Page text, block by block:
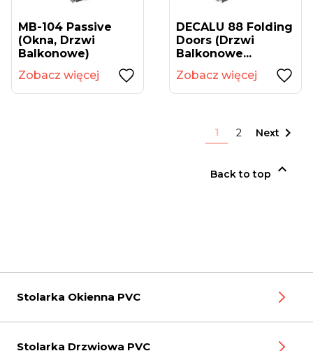
MB-104 Passive
(okna, Drzwi
Balkonowe)
Zobacz więcej
DECALU 88 Folding
Doors (drzwi
Balkonowe...
Zobacz więcej
1 2 Next 
Back to top 
Stolarka Okienna PVC
Stolarka Drzwiowa PVC